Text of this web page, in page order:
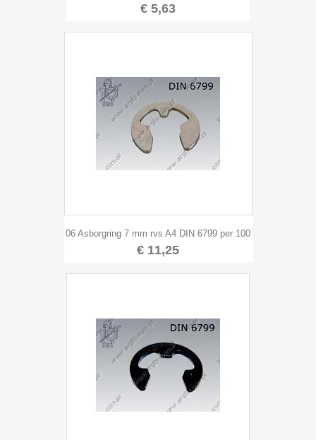
€ 5,63
06 Asborgring 7 mm rvs A4 DIN 6799 per 100
€ 11,25